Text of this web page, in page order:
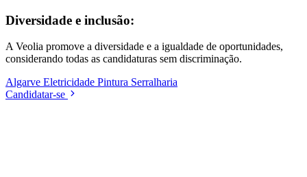
Diversidade e inclusão:
A Veolia promove a diversidade e a igualdade de oportunidades,
considerando todas as candidaturas sem discriminação.
Algarve Eletricidade Pintura Serralharia
Candidatar-se